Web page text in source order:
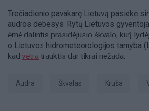
Trečiadienio pavakarę Lietuvą pasiekė
audros debesys. Rytų Lietuvos
ėmė dalintis prasidėjusio škvalo, kurį
o Lietuvos hidrometeorologijos tarnyba
kad vėtra trauktis dar tikrai nežada.
Audra škvalas kruša